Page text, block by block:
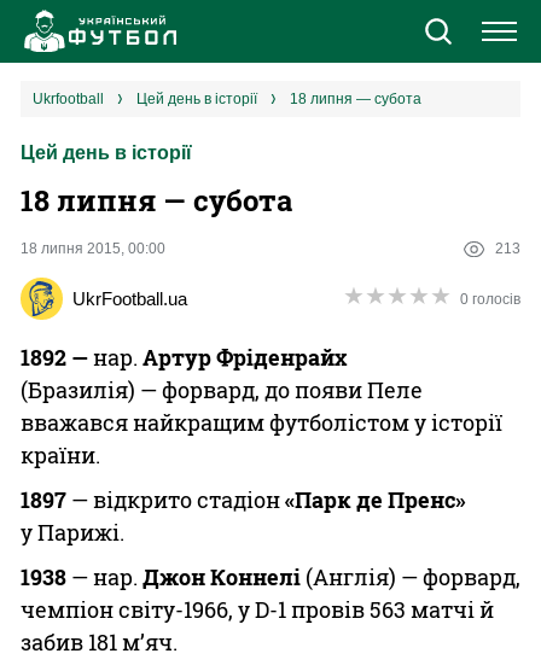
Новини
Єврокубки
1 ліга
2 ліга
Казино
ukrfootball цей день в історії 18 липня — субота
Цей день в історії
18 липня — субота
18 липня 2015, 00:00 213
UkrFootball.ua ★★★★★
★★★★★ 0 голосів
1892 —нар. Артур Фріденрайх
(Бразилія) — форвард, до появи Пеле
вважався найкращим футболістом у історії
країни.
1897 — відкрито стадіон«Парк де Пренс»
у Парижі.
1938 — нар. Джон Коннелі (Англія) — форвард,
чемпіон світу-1966, у D-1 провів 563 матчі й
забив 181 м’яч.